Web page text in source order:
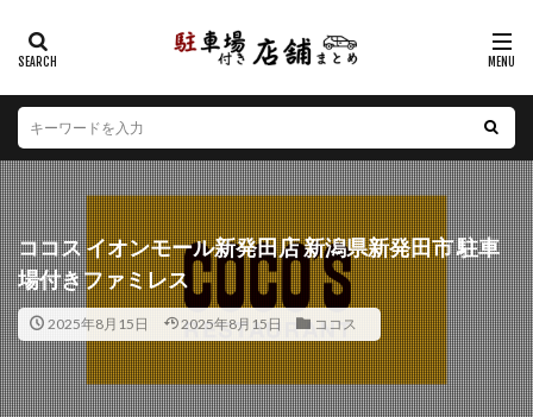
ココス イオンモール新発田店 新潟県新発田市 駐車
場付きファミレス
2025年8月15日 2025年8月15日 ココス
カテゴリー
エリア
北海道 青森県 岩手県 宮城県
秋田県
山形県
福島県 茨城県 栃木県
群馬県
埼玉県
千葉県 東京都 神奈川県
新潟県
山梨県
長野県 富山県 石川県
福井県
岐阜県
静岡県 愛知県 三重県
滋賀県
京都府
大阪府 兵庫県 奈良県
和歌山県
鳥取県
島根県 岡山県 広島県
山口県